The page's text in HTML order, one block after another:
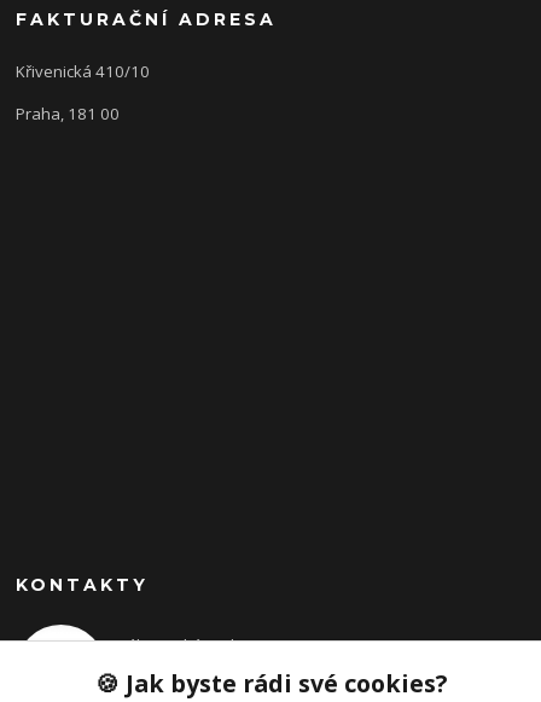
FAKTURAČNÍ ADRESA
Křivenická 410/10
Praha, 181 00
KONTAKTY
Zákaznická podpora Intimia.cz
+420 605 411 757
(Po-Pá, 10-15 hod.)
🍪 Jak byste rádi své cookies?